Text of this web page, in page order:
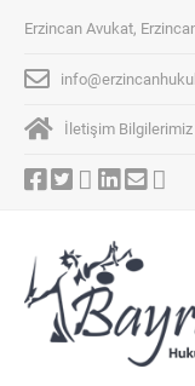
Erzincan Avukat,
İletişim Bilgilerimiz